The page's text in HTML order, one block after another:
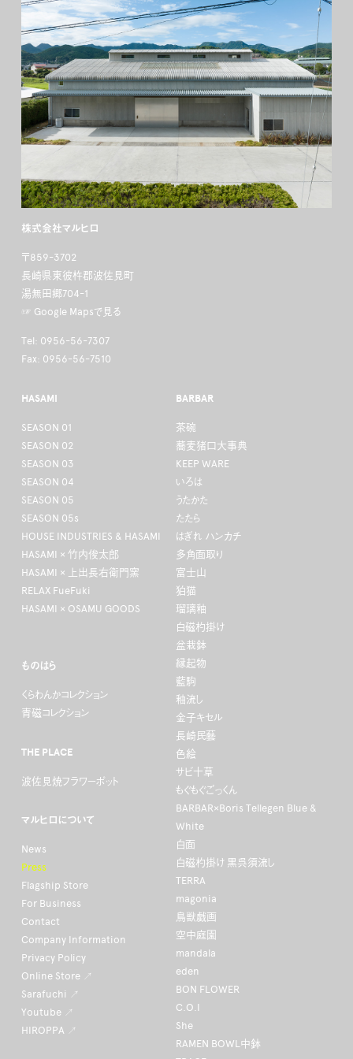
株式会社マルヒロ
〒859-3702
長崎県東彼杵郡波佐見町
湯無田郷704-1
☞ Google Mapsで見る
Tel: 0956-56-7307
Fax: 0956-56-7510
HASAMI
SEASON 01
SEASON 02
SEASON 03
SEASON 04
SEASON 05
SEASON 05s
HOUSE INDUSTRIES & HASAMI
HASAMI × 竹内俊太郎
HASAMI × 上出長右衛門窯
RELAX FueFuki
HASAMI × OSAMU GOODS
BARBAR
茶碗
蕎麦猪口大事典
KEEP WARE
いろは
うたかた
たたら
はぎれ ハンカチ
多角面取り
富士山
狛猫
瑠璃釉
白磁杓掛け
盆栽鉢
縁起物
藍駒
釉流し
金子キセル
長崎民藝
色絵
サビ十草
もぐもぐごっくん
BARBAR×Boris Tellegen Blue &
White
白面
白磁杓掛け 黒呉須流し
TERRA
magonia
鳥獣戯画
空中庭園
mandala
eden
BON FLOWER
C.O.I
She
RAMEN BOWL中鉢
ものはら
くらわんかコレクション
青磁コレクション
THE PLACE
波佐見焼フラワーポット
マルヒロについて
News
Press
Flagship Store
For Business
Contact
Company Information
Privacy Policy
Online Store ↗
Sarafuchi ↗
Youtube ↗
HIROPPA ↗